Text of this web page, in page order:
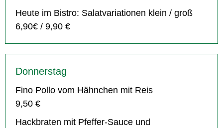
Heute im Bistro: Salatvariationen klein / groß
6,90€ / 9,90 €
Donnerstag
Fino Pollo vom Hähnchen mit Reis
9,50 €
Hackbraten mit Pfeffer-Sauce und